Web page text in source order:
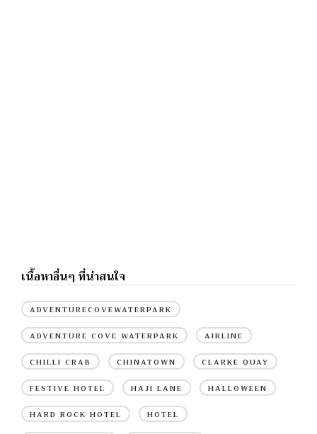
เนื้อหาอื่นๆ ที่น่าสนใจ
ADVENTURECOVEWATERPARK
ADVENTURE COVE WATERPARK AIRLINE
CHILLI CRAB CHINATOWN CLARKE QUAY
FESTIVE HOTEL HAJI LANE HALLOWEEN
HARD ROCK HOTEL HOTEL